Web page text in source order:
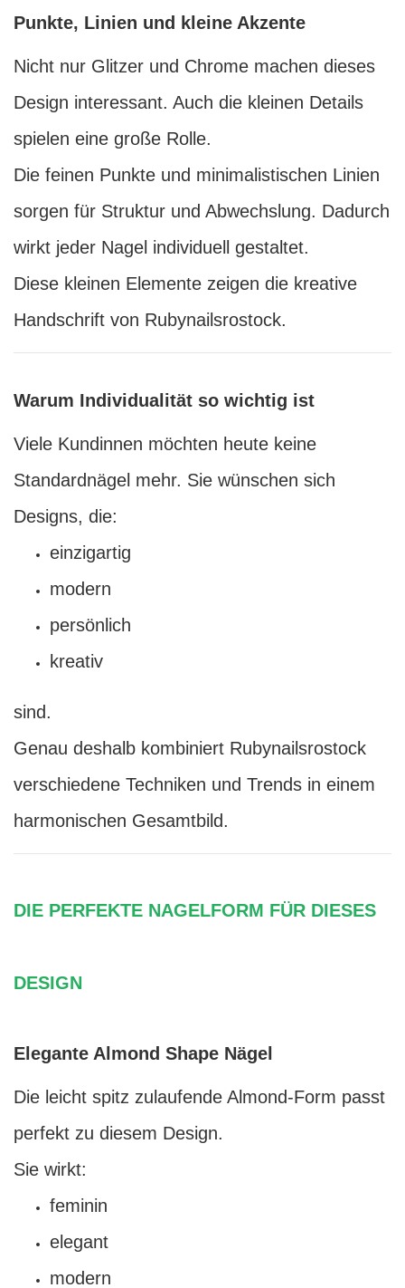
Punkte, Linien und kleine Akzente
Nicht nur Glitzer und Chrome machen dieses
Design interessant. Auch die kleinen Details
spielen eine große Rolle.
Die feinen Punkte und minimalistischen Linien
sorgen für Struktur und Abwechslung. Dadurch
wirkt jeder Nagel individuell gestaltet.
Diese kleinen Elemente zeigen die kreative
Handschrift von Rubynailsrostock.
Warum Individualität so wichtig ist
Viele Kundinnen möchten heute keine
Standardnägel mehr. Sie wünschen sich
Designs, die:
einzigartig
modern
persönlich
kreativ
sind.
Genau deshalb kombiniert Rubynailsrostock
verschiedene Techniken und Trends in einem
harmonischen Gesamtbild.
DIE PERFEKTE NAGELFORM FÜR DIESES
DESIGN
Elegante Almond Shape Nägel
Die leicht spitz zulaufende Almond-Form passt
perfekt zu diesem Design.
Sie wirkt:
feminin
elegant
modern